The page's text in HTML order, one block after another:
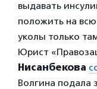
выдавать
положить на
уколы только
Юрист
Нисанбекова
Волгина подала